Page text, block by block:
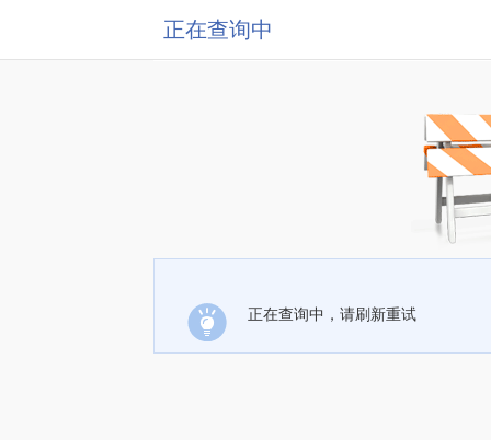
正在查询中
正在查询中，请刷新重试